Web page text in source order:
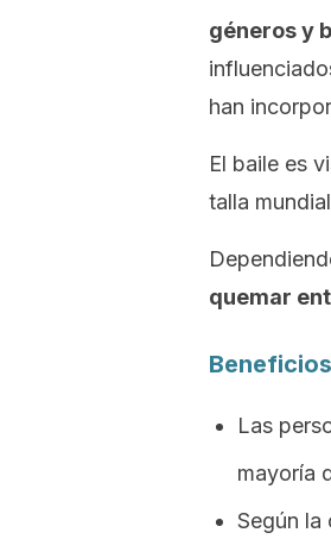
géneros y
han
El baile es
talla
quemar
Beneficios
Las
mayoría
Según la